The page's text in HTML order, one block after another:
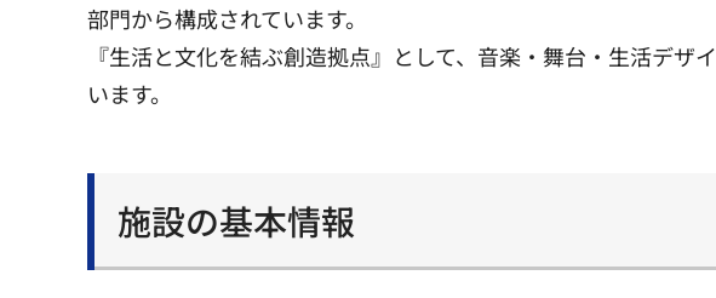
部門から構成されています。
『生活と文化を結ぶ創造拠点』として、音楽・舞台・生活デ
います。
施設の基本情報